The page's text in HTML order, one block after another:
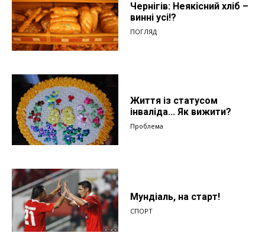
Чернігів: Неякісний хліб –
винні усі!?
ПОГЛЯД
Життя із статусом
інваліда... Як вижити?
Проблема
Мундіаль, на старт!
СПОРТ